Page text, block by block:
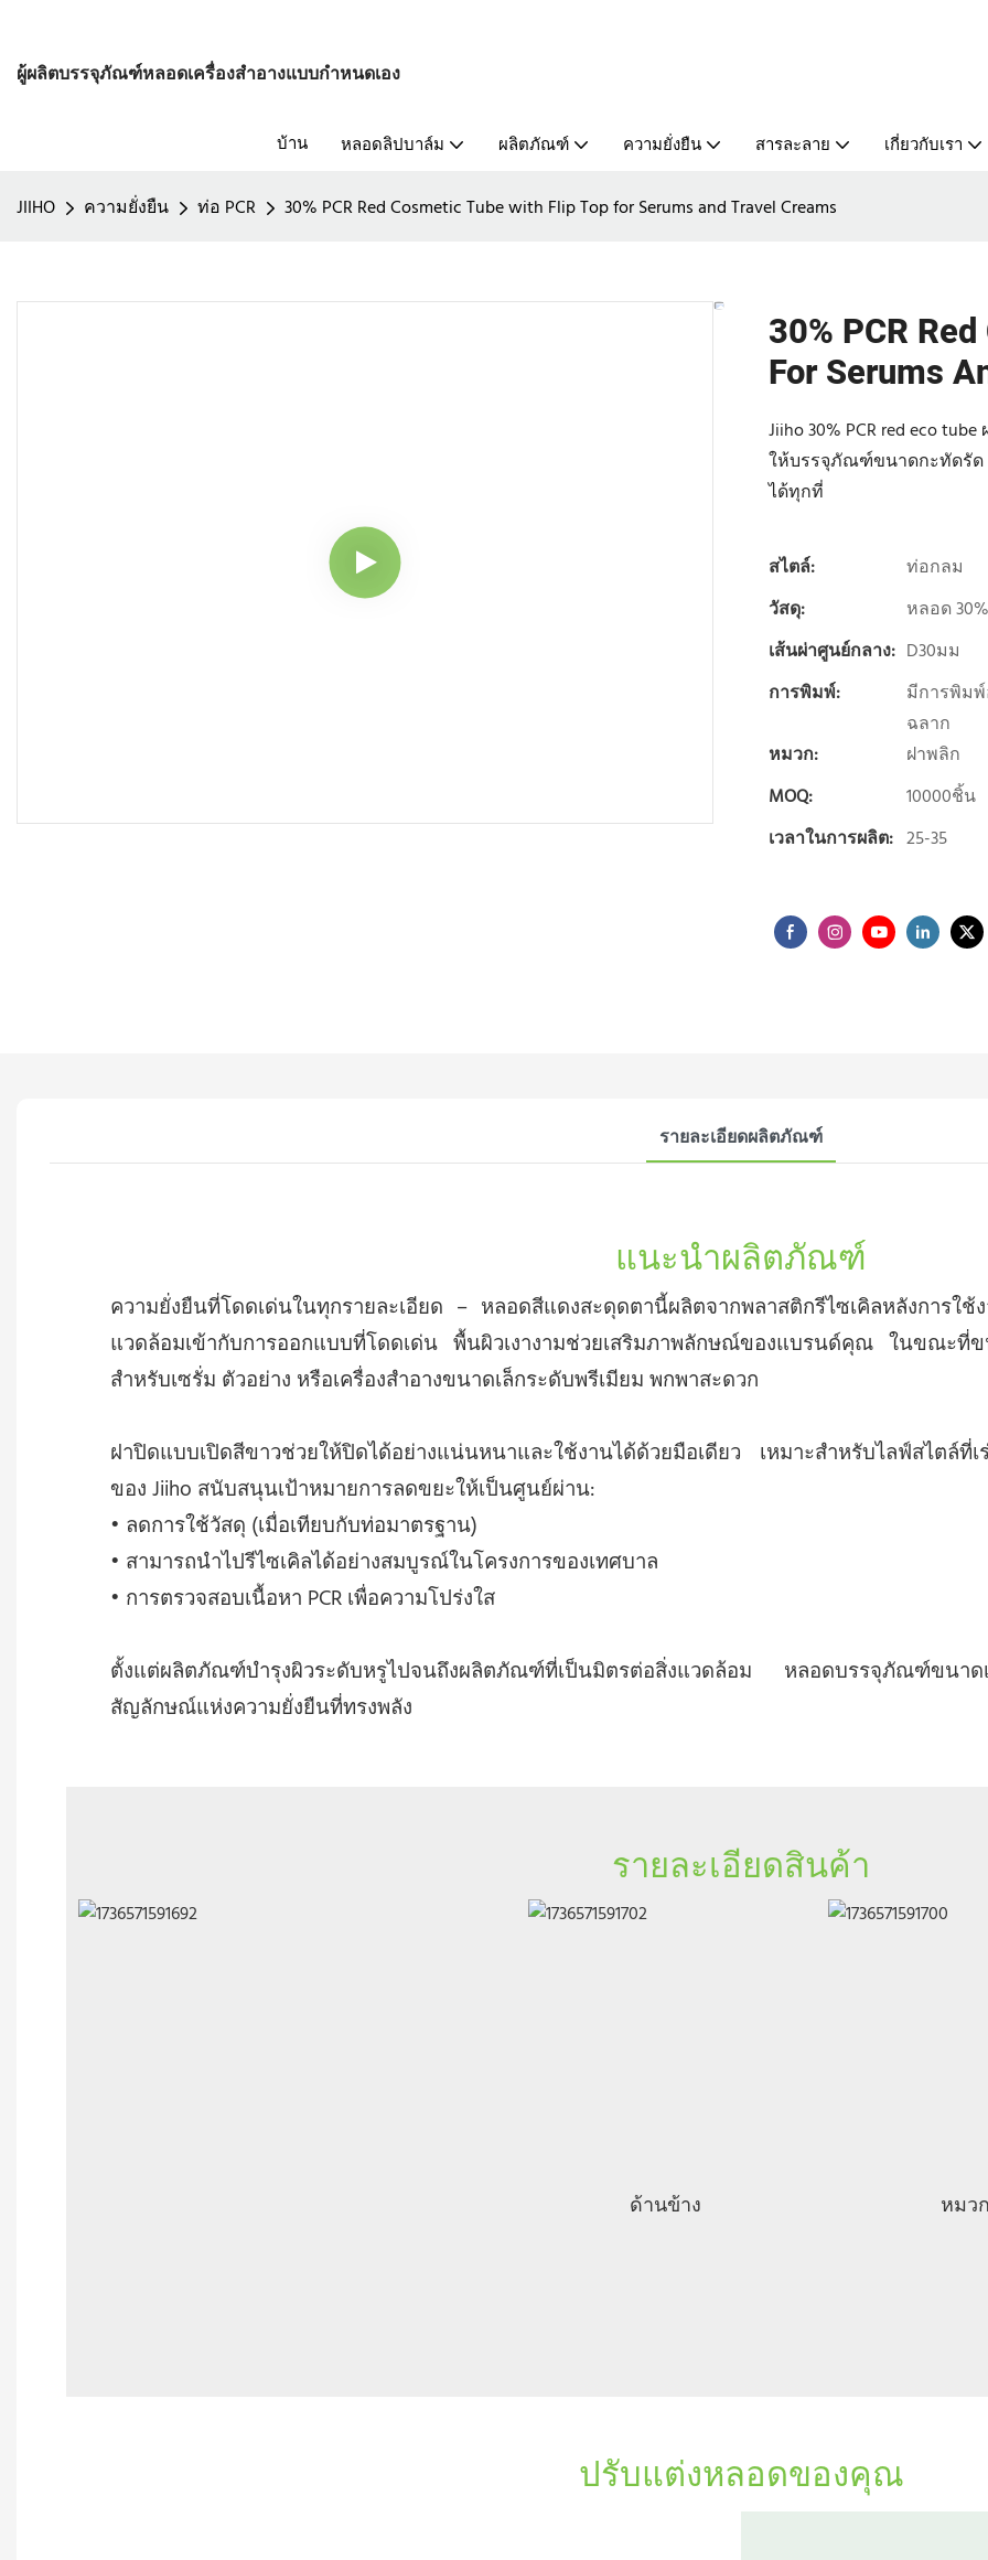
ผู้ผลิตบรรจุภัณฑ์หลอดเครื่องสำอางแบบกำหนดเอง
บ้าน หลอดลิปบาล์ม ผลิตภัณฑ์ ความยั่งยืน สารละลาย เกี่ยวกับเรา
JIIHO ความยั่งยืน ท่อ PCR 30% PCR Red Cosmetic Tube with Flip Top for Serums and Travel Creams
30% PCR
For Serums
Jiiho 30% PCR red eco
ให้บรรจุภัณฑ์ขนาดกะทัดรัด
ได้ทุกที่
สไตล์:
ท่อกลม
วัสดุ:
หลอด
เส้นผ่าศูนย์กลาง: D30มม
การพิมพ์:
มีการพิม
ฉลาก
หมวก:
ฝาพลิก
MOQ:
10000ชิ้น
เวลาในการผลิต: 25-35
รายละเอียดผลิตภัณฑ์
แนะนำผลิตภัณฑ์
ความยั่งยืนที่โดดเด่นในทุกรายละเอียด – หลอดสีแดงสะดุดตานี้ผลิตจากพลาสติกรีไซเคิลหลังการใ
แวดล้อมเข้ากับการออกแบบที่โดดเด่น พื้นผิวเงางามช่วยเสริมภาพลักษณ์ของแบรนด์คุณ ในขณะ
สำหรับเซรั่ม ตัวอย่าง หรือเครื่องสำอางขนาดเล็กระดับพรีเมียม พกพาสะดวก
ฝาปิดแบบเปิดสีขาวช่วยให้ปิดได้อย่างแน่นหนาและใช้งานได้ด้วยมือเดียว เหมาะสำหรับไลฟ์สไตล์
ของ Jiiho สนับสนุนเป้าหมายการลดขยะให้เป็นศูนย์ผ่าน:
• ลดการใช้วัสดุ (เมื่อเทียบกับท่อมาตรฐาน)
• สามารถนำไปรีไซเคิลได้อย่างสมบูรณ์ในโครงการของเทศบาล
• การตรวจสอบเนื้อหา PCR เพื่อความโปร่งใส
ตั้งแต่ผลิตภัณฑ์บำรุงผิวระดับหรูไปจนถึงผลิตภัณฑ์ที่เป็นมิตรต่อสิ่งแวดล้อม หลอดบรรจุภัณฑ์ขนาด
สัญลักษณ์แห่งความยั่งยืนที่ทรงพลัง
รายละเอียดสินค้า
ด้านข้าง หมวก
ปรับแต่งหลอดของคุณ